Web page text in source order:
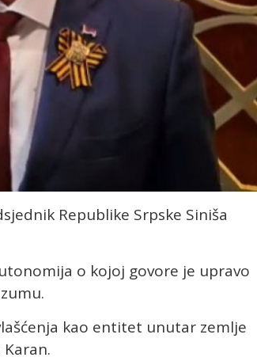
Republike Srpske Siniša
o kojoj govore je upravo
kao entitet unutar zemlje